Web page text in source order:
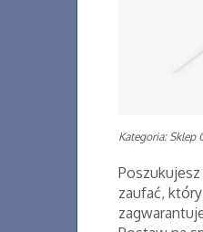
Kategoria: Sklep
zaufać,